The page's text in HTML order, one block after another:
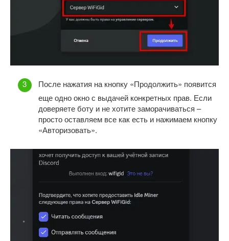
После нажатия на кнопку «Продолжить» появится
еще одно окно с выдачей конкретных прав. Если
доверяете боту и не хотите заморачиваться –
просто оставляем все как есть и нажимаем кнопку
«Авторизовать».